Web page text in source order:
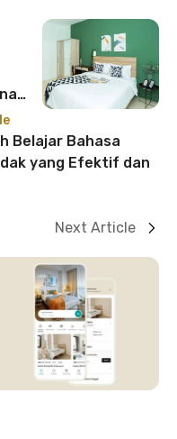
Belajar Bahasa
yang Efektif dan
Next Article